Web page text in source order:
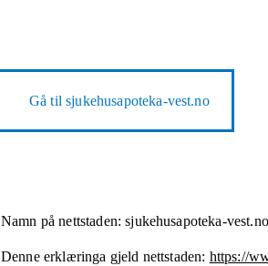
Gå tilsjukehusapoteka-vest.no
Namn på nettstaden: sjukehusapoteka-vest.no
Denne erklæringa gjeld nettstaden: https://